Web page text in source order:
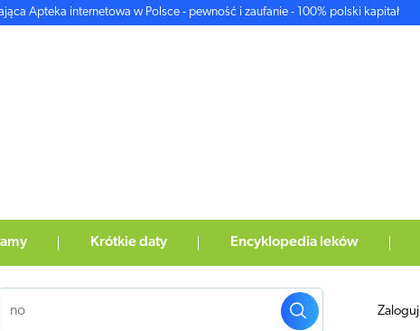
Apteka internetowa w Polsce - pewność i zaufanie - 100% polski kapitał
Krótkie daty Encyklopedia leków